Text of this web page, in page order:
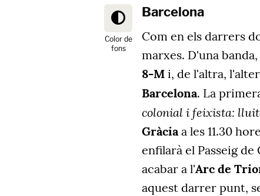
Color de
fons
Barcelona
Com en els darrers
marxes. D'una
8-M i, de l'altra,
Barcelona. La
colonial i feixista:
Gràciaa les 11.30
enfilarà el Passeig
acabar a l'Arc de
aquest darrer punt,